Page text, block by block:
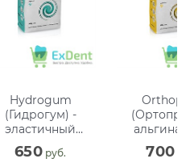
Hydrogum
(Гидрогум) -
эластичный
альгинат с
быстрым
650 руб. 700